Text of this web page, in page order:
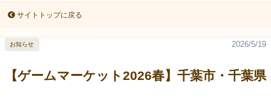
サイトトップに戻る
【ゲームマーケット2026春】千葉市・千葉県
2026/5/19
お知らせ